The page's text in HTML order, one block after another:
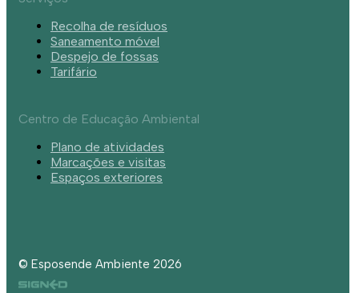
Recolha de resíduos
Saneamento móvel
Despejo de fossas
Tarifário
Centro de Educação Ambiental
Plano de atividades
Marcações e visitas
Espaços exteriores
© Esposende Ambiente 2026